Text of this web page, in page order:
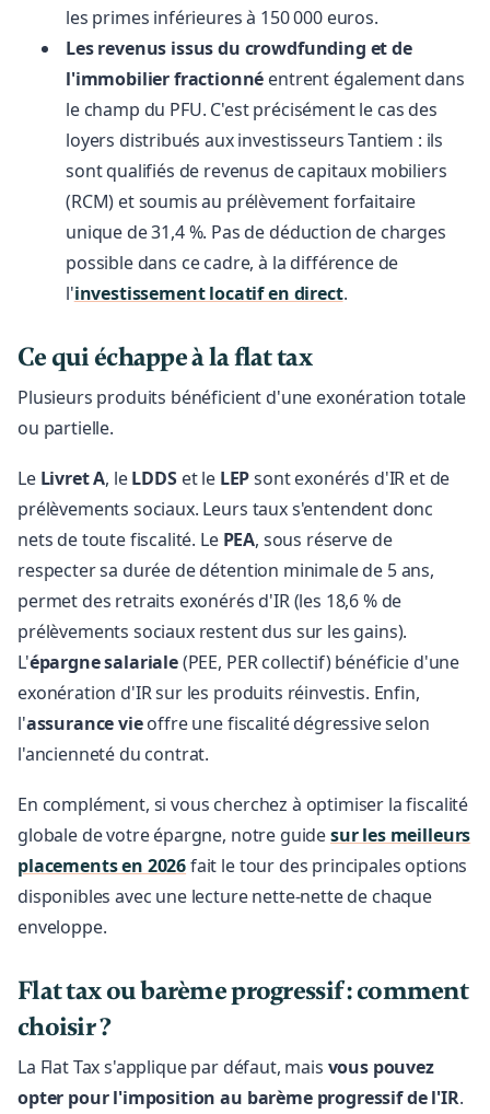
les primes inférieures à 150 000 euros.
Les revenus issus du crowdfunding et de
l'immobilier fractionné entrent également dans
le champ du PFU. C'est précisément le cas des
loyers distribués aux investisseurs Tantiem : ils
sont qualifiés de revenus de capitaux mobiliers
(RCM) et soumis au prélèvement forfaitaire
unique de 31,4 %. Pas de déduction de charges
possible dans ce cadre, à la différence de
l'investissement locatif en direct.
Ce qui échappe à la flat tax
Plusieurs produits bénéficient d'une exonération totale
ou partielle.
Le Livret A, leLDDSet le LEPsont exonérés d'IR et de
prélèvements sociaux. Leurs taux s'entendent donc
nets de toute fiscalité. Le PEA, sous réserve de
respecter sa durée de détention minimale de 5 ans,
permet des retraits exonérés d'IR (les 18,6 % de
prélèvements sociaux restent dus sur les gains).
L'épargne salariale(PEE, PER collectif) bénéficie d'une
exonération d'IR sur les produits réinvestis. Enfin,
l'assurance vieoffre une fiscalité dégressive selon
l'ancienneté du contrat.
En complément, si vous cherchez à optimiser la fiscalité
globale de votre épargne, notre guidesur les meilleurs
placements en 2026fait le tour des principales options
disponibles avec une lecture nette-nette de chaque
enveloppe.
Flat tax ou barème progressif : comment
choisir ?
La Flat Tax s'applique par défaut, mais vous pouvez
opter pour l'imposition au barème progressif de l'IR.